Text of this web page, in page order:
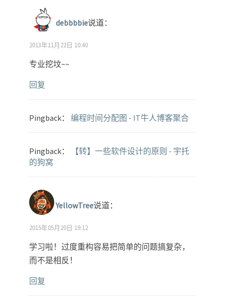
debbbbie说道：
2013年11月22日 10:40
专业挖坟~~
回复
Pingback： 编程时间分配图 - IT牛人博客聚合
Pingback：
【转】一些软件设计的原则 - 宇托
的狗窝
YellowTree说道：
2015年05月20日 19:12
学习啦！过度重构容易把简单的问题搞复杂，
而不是相反！
回复